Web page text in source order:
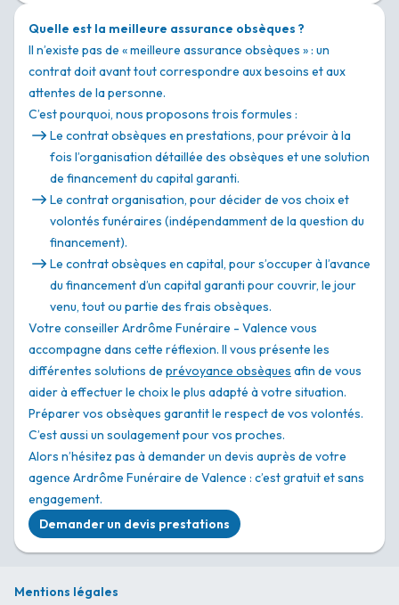
Quelle est la meilleure assurance obsèques ?
Il n’existe pas de « meilleure assurance obsèques » : un
contrat doit avant tout correspondre aux besoins et aux
attentes de la personne.
C’est pourquoi, nous proposons trois formules :
Le contrat obsèques en prestations, pour prévoir à la
fois l’organisation détaillée des obsèques et une solution
de financement du capital garanti.
Le contrat organisation, pour décider de vos choix et
volontés funéraires (indépendamment de la question du
financement).
Le contrat obsèques en capital, pour s’occuper à l’avance
du financement d’un capital garanti pour couvrir, le jour
venu, tout ou partie des frais obsèques.
Votre conseiller Ardrôme Funéraire - Valence vous
accompagne dans cette réflexion. Il vous présente les
différentes solutions de prévoyance obsèques afin de vous
aider à effectuer le choix le plus adapté à votre situation.
Préparer vos obsèques garantit le respect de vos volontés.
C’est aussi un soulagement pour vos proches.
Alors n’hésitez pas à demander un devis auprès de votre
agence Ardrôme Funéraire de Valence : c’est gratuit et sans
engagement.
Demander un devis prestations
Mentions légales